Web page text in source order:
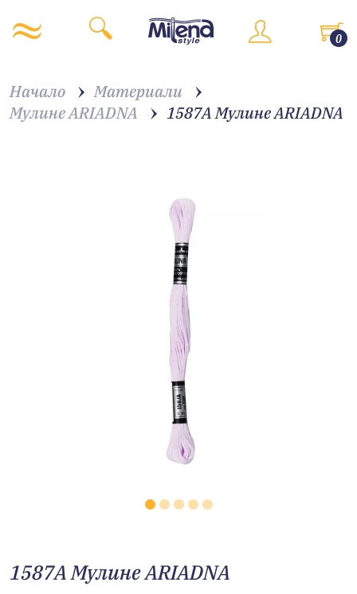
0
Начало
Материали
Мулине ARIADNA
1587A Мулине АRIADNA
1587A Мулине АRIADNA